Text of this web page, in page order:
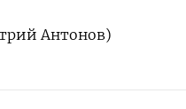
Антонов)